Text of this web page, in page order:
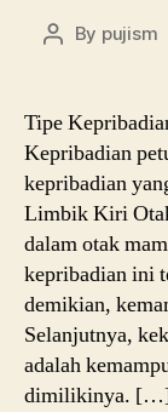
Post
By pujism
Tipe
Kepribadian
kepribadian
Limbik Kiri
dalam otak
kepribadian ini
demikian,
Selanjutnya,
adalah
dimilikinya.